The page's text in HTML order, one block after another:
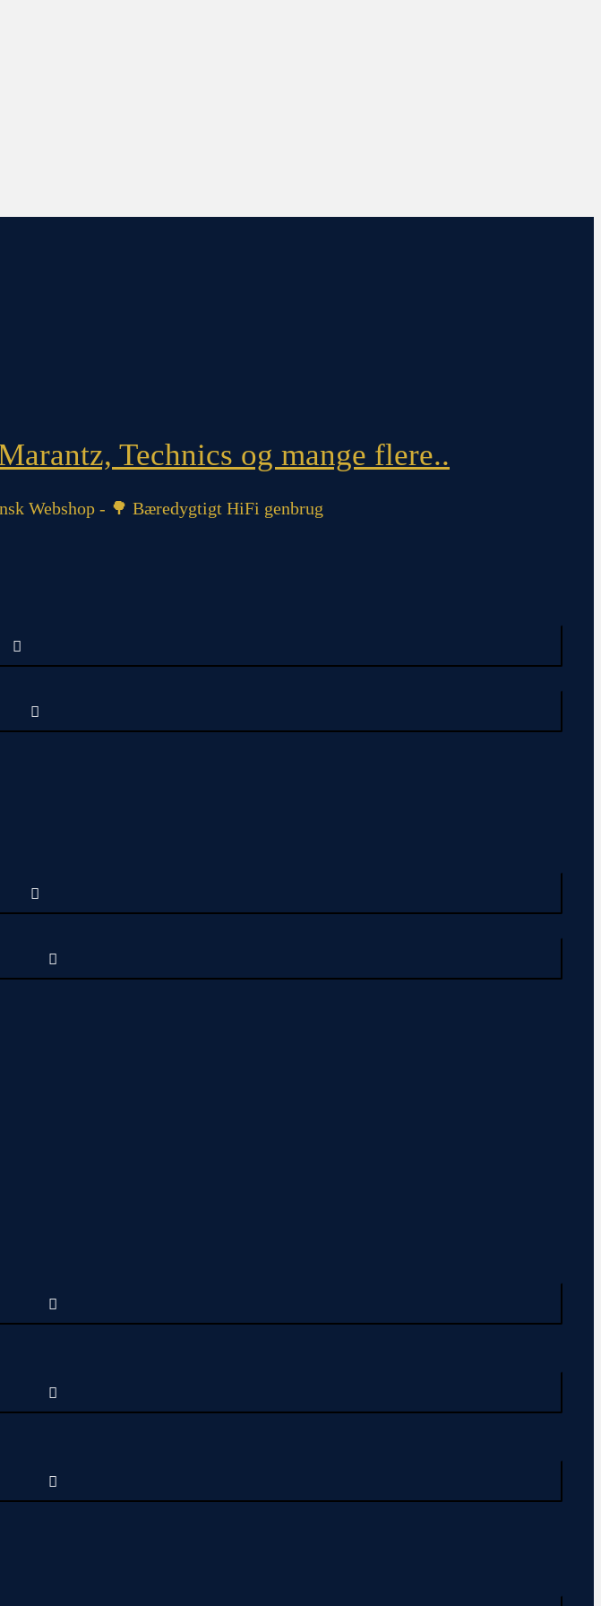
Technics og mange flere..
Webshop - 🌳 Bæredygtigt HiFi genbrug